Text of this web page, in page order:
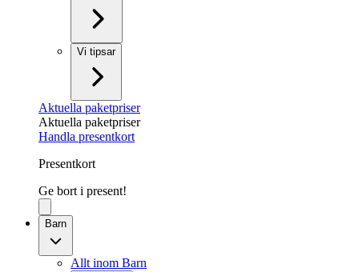
Vi tipsar
Aktuella paketpriser
Aktuella paketpriser
Handla presentkort
Presentkort
Ge bort i present!
Barn
Allt inom Barn